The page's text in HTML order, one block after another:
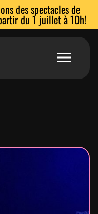
des spectacles de
du 1 juillet à 10h!